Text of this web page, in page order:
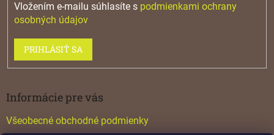
Vložením e-mailu súhlasíte s podmienkami ochrany
osobných údajov
PRIHLÁSIŤ SA
Informácie pre vás
Všeobecné obchodné podmienky